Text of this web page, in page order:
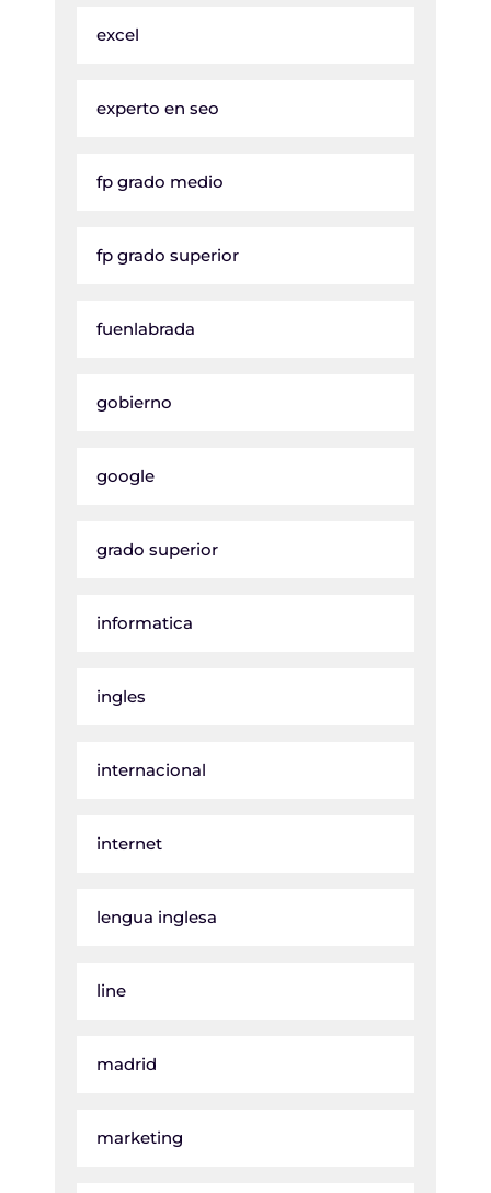
excel
experto en seo
fp grado medio
fp grado superior
fuenlabrada
gobierno
google
grado superior
informatica
ingles
internacional
internet
lengua inglesa
line
madrid
marketing